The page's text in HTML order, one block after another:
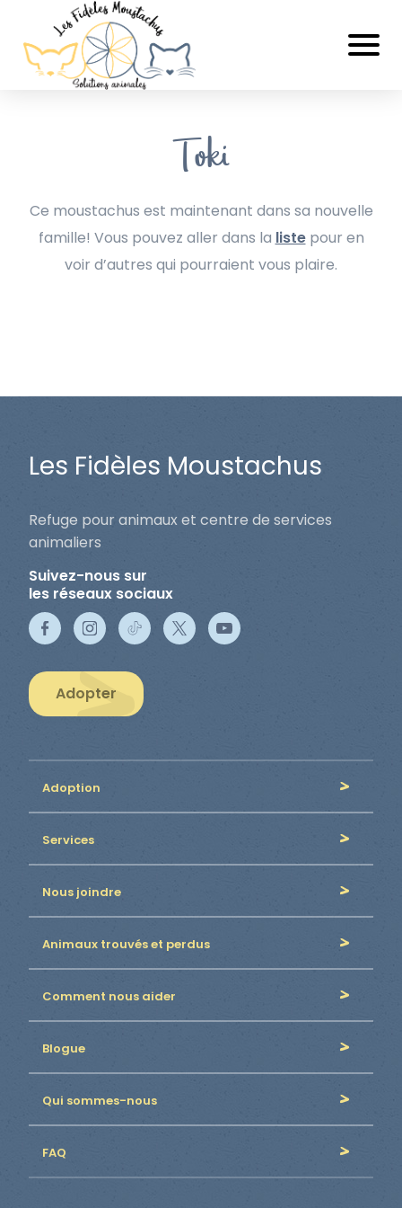
Toki
Ce moustachus est maintenant dans sa nouvelle
famille! Vous pouvez aller dans la listepour en
voir d’autres qui pourraient vous plaire.
Les Fidèles Moustachus
Refuge pour animaux et centre de services
animaliers
Suivez-nous sur
les réseaux sociaux
Adopter
Adoption
Services
Nous joindre
Animaux trouvés et perdus
Comment nous aider
Blogue
Qui sommes-nous
FAQ